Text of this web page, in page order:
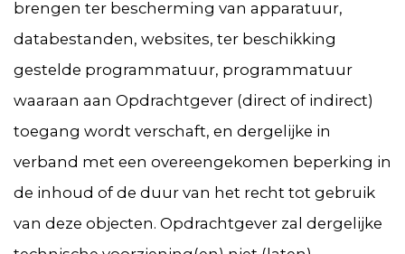
brengen ter bescherming van apparatuur,
databestanden, websites, ter beschikking
gestelde programmatuur, programmatuur
waaraan aan Opdrachtgever (direct of indirect)
toegang wordt verschaft, en dergelijke in
verband met een overeengekomen beperking in
de inhoud of de duur van het recht tot gebruik
van deze objecten. Opdrachtgever zal dergelijke